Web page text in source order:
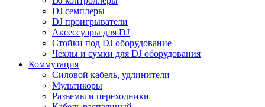
DJ семплеры
DJ проигрыватели
Аксессуары для DJ
Стойки под DJ оборудование
Чехлы и сумки для DJ оборудования
Коммутация
Силовой кабель, удлинители
Мультикоры
Разъемы и переходники